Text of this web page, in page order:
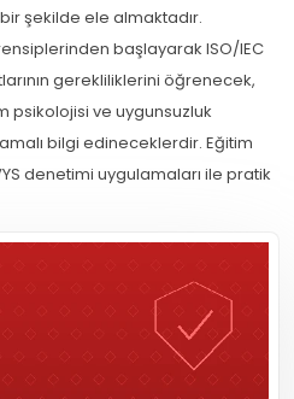
şekilde ele almaktadır.
başlayarak ISO/IEC
gerekliliklerini öğrenecek,
ve uygunsuzluk
bilgi edineceklerdir. Eğitim
denetimi uygulamaları ile pratik